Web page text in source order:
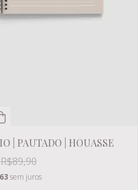
| PAUTADO | HOUASSE
R$89,90
sem juros